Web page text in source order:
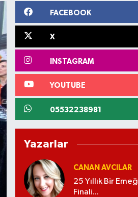
FACEBOOK
X
INSTAGRAM
YOUTUBE
05532238981
Yazarlar
CANAN AVCILAR
25 Yıllık Bir
Finali...